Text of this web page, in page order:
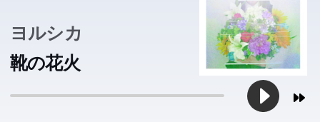
ヨルシカ
靴の花火